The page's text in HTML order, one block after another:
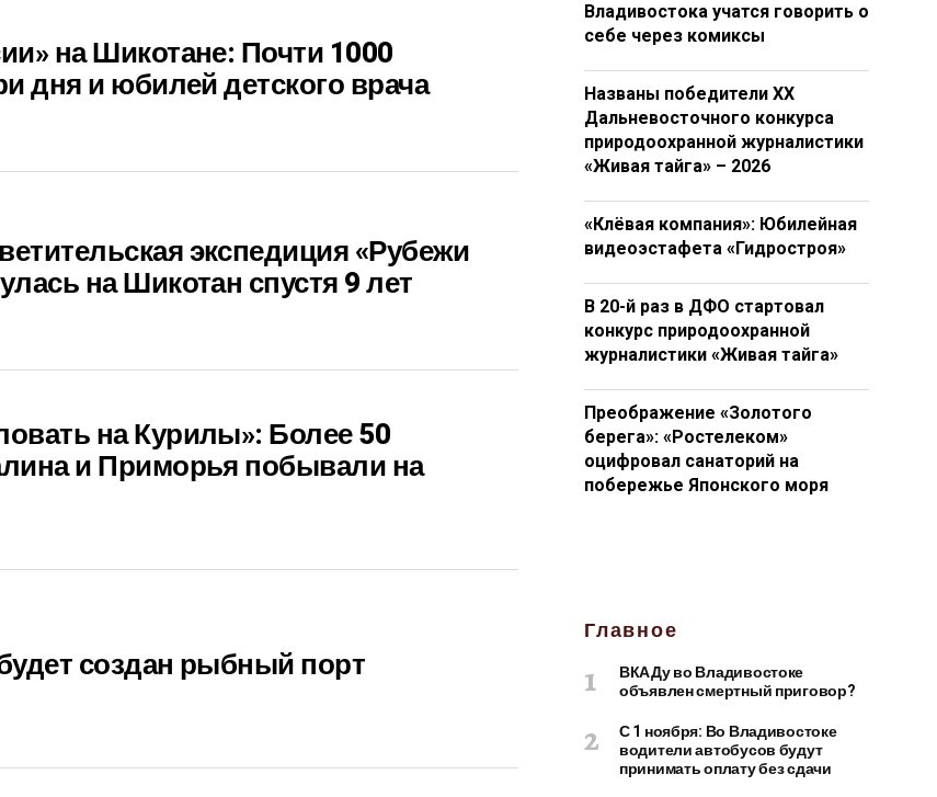
на Шикотане: Почти 1000
дня и юбилей детского врача
экспедиция «Рубежи
на Шикотан спустя 9 лет
на Курилы»: Более 50
и Приморья побывали на
создан рыбный порт
Владивостока учатся говорить о
себе через комиксы
Названы победители XX
Дальневосточного конкурса
природоохранной журналистики
«Живая тайга» – 2026
«Клёвая компания»: Юбилейная
видеоэстафета «Гидростроя»
В 20-й раз в ДФО стартовал
конкурс природоохранной
журналистики «Живая тайга»
Преображение «Золотого
берега»: «Ростелеком»
оцифровал санаторий на
побережье Японского моря
Главное
ВКАДу во Владивостоке
объявлен смертный приговор?
С 1 ноября: Во Владивостоке
водители автобусов будут
принимать оплату без сдачи